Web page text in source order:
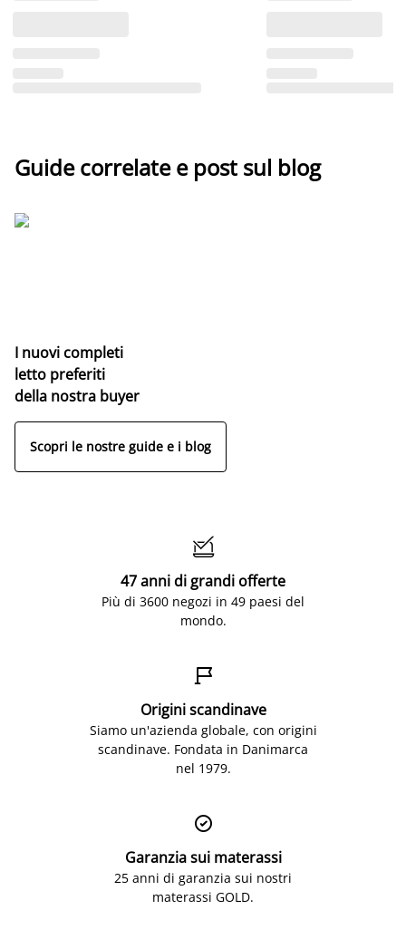
Guide correlate e post sul blog
I nuovi completi
letto preferiti
della nostra buyer
Scopri le nostre guide e i blog

47 anni di grandi offerte
Più di 3600 negozi in 49 paesi del
mondo.

Origini scandinave
Siamo un'azienda globale, con origini
scandinave. Fondata in Danimarca
nel 1979.

Garanzia sui materassi
25 anni di garanzia sui nostri
materassi GOLD.